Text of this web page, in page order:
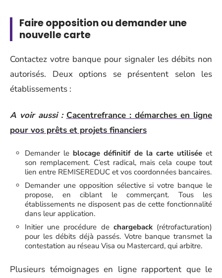
Faire opposition ou demander une
nouvelle carte
Contactez votre banque pour signaler les débits non
autorisés. Deux options se présentent selon les
établissements :
A voir aussi : Cacentrefrance : démarches en ligne
pour vos prêts et projets financiers
Demander le blocage définitif de la carte utiliséeet
son remplacement. C’est radical, mais cela coupe tout
lien entre REMISEREDUC et vos coordonnées bancaires.
Demander une opposition sélective si votre banque le
propose, en ciblant le commerçant. Tous les
établissements ne disposent pas de cette fonctionnalité
dans leur application.
Initier une procédure de chargeback(rétrofacturation)
pour les débits déjà passés. Votre banque transmet la
contestation au réseau Visa ou Mastercard, qui arbitre.
Plusieurs témoignages en ligne rapportent que le